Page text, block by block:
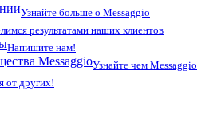
Узнайте больше о Messaggio
результатами наших клиентов
Напишите нам!
MessaggioУзнайте чем Messaggio
от других!